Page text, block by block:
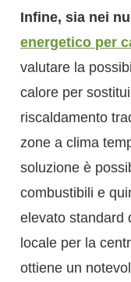
Infine, sia nei
energetico per
valutare la
calore per
riscaldamento
zone a clima
soluzione è
combustibili e
elevato standard
locale per la
ottiene un